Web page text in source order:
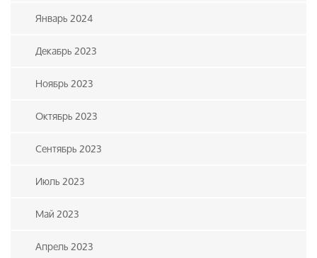
Январь 2024
Декабрь 2023
Ноябрь 2023
Октябрь 2023
Сентябрь 2023
Июль 2023
Май 2023
Апрель 2023